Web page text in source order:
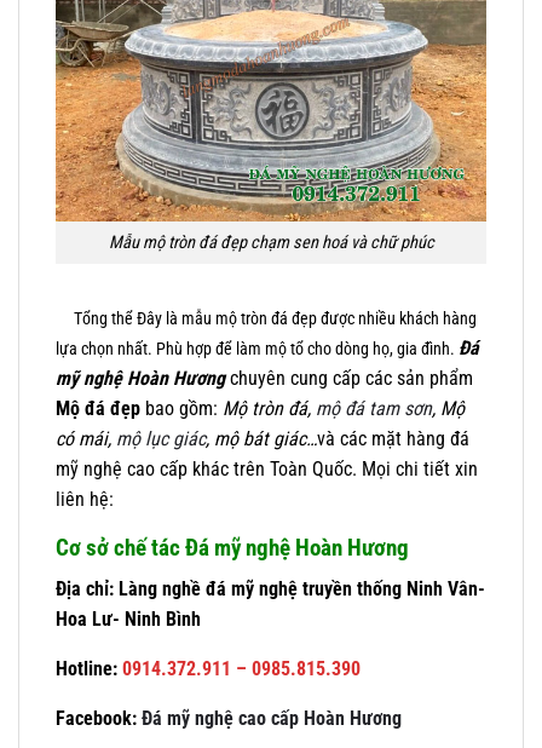
Mẫu mộ tròn đá đẹp chạm sen hoá và chữ phúc
Tổng thể Đây là mẫu mộ tròn đá đẹp được nhiều khách hàng
lựa chọn nhất. Phù hợp để làm mộ tổ cho dòng họ, gia đình. Đá
mỹ nghệ Hoàn Hươngchuyên cung cấp các sản phẩm
Mộ đá đẹp bao gồm: Mộ tròn đá, mộ đá tam sơn, Mộ
có mái, mộ lục giác, mộ bát giác…và các mặt hàng đá
mỹ nghệ cao cấp khác trên Toàn Quốc. Mọi chi tiết xin
liên hệ:
Cơ sở chế tác Đá mỹ nghệ Hoàn Hương
Địa chỉ: Làng nghề đá mỹ nghệ truyền thống Ninh Vân-
Hoa Lư- Ninh Bình
Hotline: 0914.372.911 – 0985.815.390
Facebook: Đá mỹ nghệ cao cấp Hoàn Hương